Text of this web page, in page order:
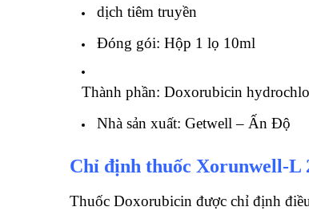
dịch tiêm truyền
Đóng gói: Hộp 1 lọ 10ml
Thành phần: Doxorubicin
Nhà sản xuất: Getwell – Ấn Độ
Chỉ định thuốc Xorunwell-L
Thuốc Doxorubicin được chỉ định